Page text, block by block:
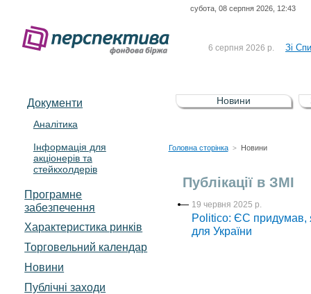
субота, 08 серпня 2026, 12:43
6 серпня 2026 р. Зі
5 серпня 2026 р.
Зі
UA4000232607)
4 серпня 2026 р.
Документи
Аналітика
Інформація для
акціонерів та
стейкхолдерів
Програмне
забезпечення
Характеристика pинків
Торговельний календар
Новини
Публічні заходи
Новини
Головна сторінка > Новини
Публікації в ЗМІ
19 червня 2025 р.
Politico: ЄС придумав,
для України